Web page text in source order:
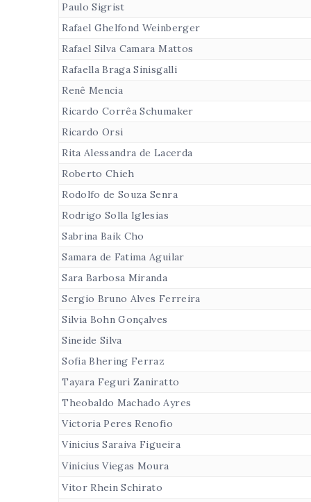
Paulo Sigrist
Rafael Ghelfond Weinberger
Rafael Silva Camara Mattos
Rafaella Braga Sinisgalli
Renê Mencia
Ricardo Corrêa Schumaker
Ricardo Orsi
Rita Alessandra de Lacerda
Roberto Chieh
Rodolfo de Souza Senra
Rodrigo Solla Iglesias
Sabrina Baik Cho
Samara de Fatima Aguilar
Sara Barbosa Miranda
Sergio Bruno Alves Ferreira
Silvia Bohn Gonçalves
Sineide Silva
Sofia Bhering Ferraz
Tayara Feguri Zaniratto
Theobaldo Machado Ayres
Victoria Peres Renofio
Vinicius Saraiva Figueira
Vinícius Viegas Moura
Vitor Rhein Schirato